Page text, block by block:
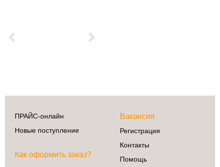
Previous Next
ПРАЙС-онлайн
Новые поступление
Как оформить заказ?
Вакансия
Регистрация
Контакты
Помощь